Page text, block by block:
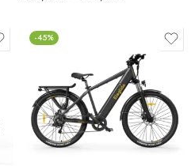
3.00
-45%